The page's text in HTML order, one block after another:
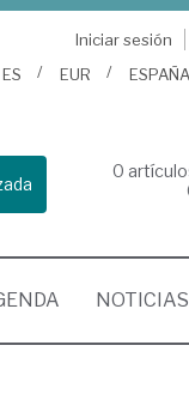
Iniciar sesión
ES
EUR
0
NOTICIAS